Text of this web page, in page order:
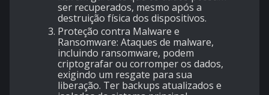
ser recuperados, mesmo após a
destruição física dos dispositivos.
Proteção contra Malware e
Ransomware: Ataques de malware,
incluindo ransomware, podem
criptografar ou corromper os dados,
exigindo um resgate para sua
liberação. Ter backups atualizados e